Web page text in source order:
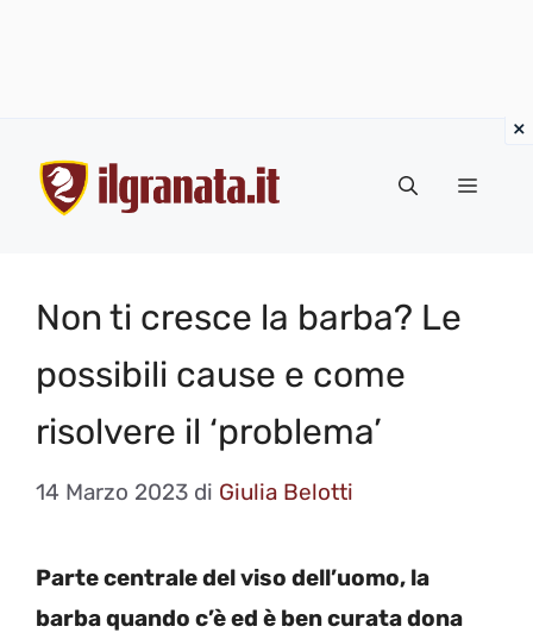
contenuto
Menu
Non ti cresce la barba? Le
possibili cause e come
risolvere il ‘problema’
14 Marzo 2023 di Giulia Belotti
Parte centrale del viso dell’uomo, la
barba quando c’è ed è ben curata dona